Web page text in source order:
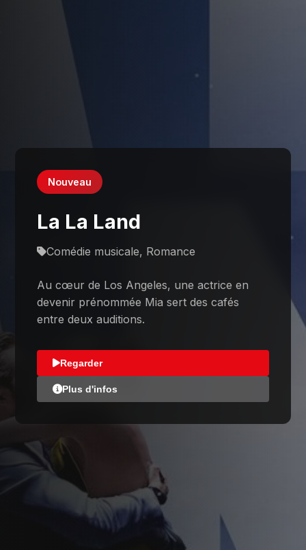
Nouveau
La La Land
Comédie musicale, Romance
Au cœur de Los Angeles, une actrice en
devenir prénommée Mia sert des cafés
entre deux auditions.
Regarder
Plus d'infos